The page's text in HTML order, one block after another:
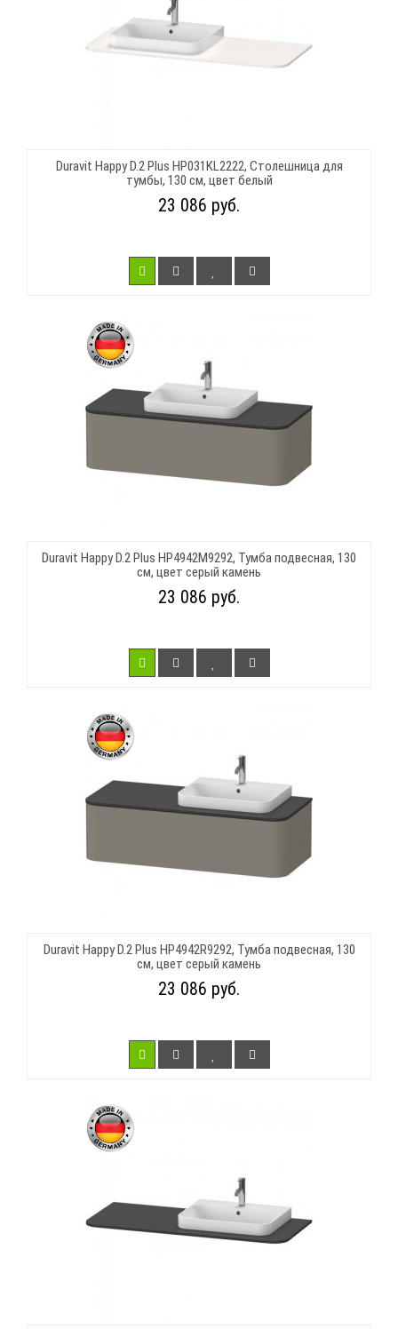
Duravit Happy D.2 Plus HP031KL2222, Столешница для
тумбы, 130 см, цвет белый
23 086 руб.
Duravit Happy D.2 Plus HP4942M9292, Тумба подвесная, 130
см, цвет серый камень
23 086 руб.
Duravit Happy D.2 Plus HP4942R9292, Тумба подвесная, 130
см, цвет серый камень
23 086 руб.